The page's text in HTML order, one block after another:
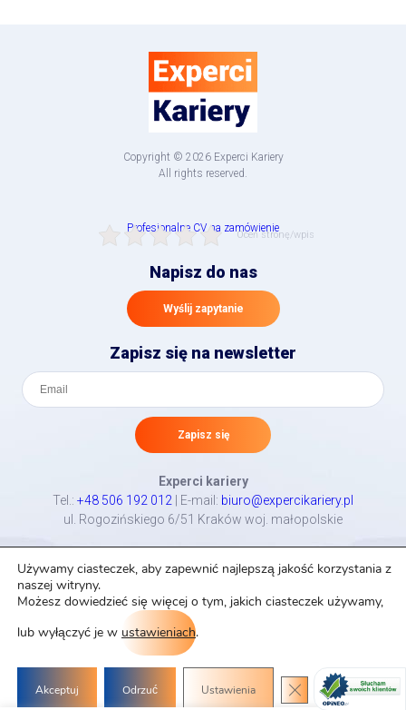
Copyright © 2026 Experci Kariery
All rights reserved.
Profesjonalne CV na zamówienie
Oceń stronę/wpis
Napisz do nas
Wyślij zapytanie
Zapisz się na newsletter
Zapisz się
Experci kariery
Tel.: +48 506 192 012 | E-mail: biuro@expercikariery.pl
ul.
Rogozińskiego 6/51 Kraków woj. małopolskie
Polityka prywatności i cookie
RODO
Słownik
Projekt i realizacja: Webidea.pl
Używamy ciasteczek, aby zapewnić najlepszą jakość korzystania z
naszej witryny.
Możesz dowiedzieć się więcej o tym, jakich ciasteczek używamy,
lub wyłączyć je w ustawieniach.
Akceptuj Odrzuć Ustawienia Zamknij panel